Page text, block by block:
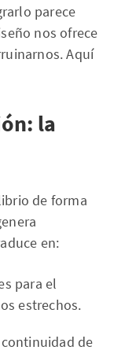
parece
nos ofrece
Aquí
la
de forma
en:
para el
estrechos.
de